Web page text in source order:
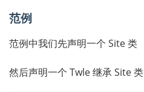
范例
范例中我们先声明一个 Site 类
然后声明一个 Twle 继承 Site 类